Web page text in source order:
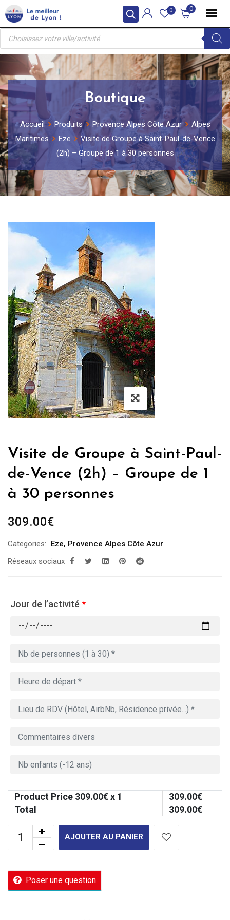
Skip
to
content
0
0
Recherche
produits
Boutique
Accueil Produits Provence Alpes Côte Azur
Alpes
Maritimes
Eze
Visite de Groupe à Saint-Paul-de-Vence
(2h) – Groupe de 1 à 30 personnes
Visite de Groupe à Saint-Paul-
de-Vence (2h) – Groupe de 1
à 30 personnes
309.00€
Categories: Eze, Provence Alpes Côte Azur
Réseaux sociaux
Jour de l’activité *
Product Price 309.00€ x 1 309.00€
Total
309.00€
AJOUTER AU PANIER
Poser une question